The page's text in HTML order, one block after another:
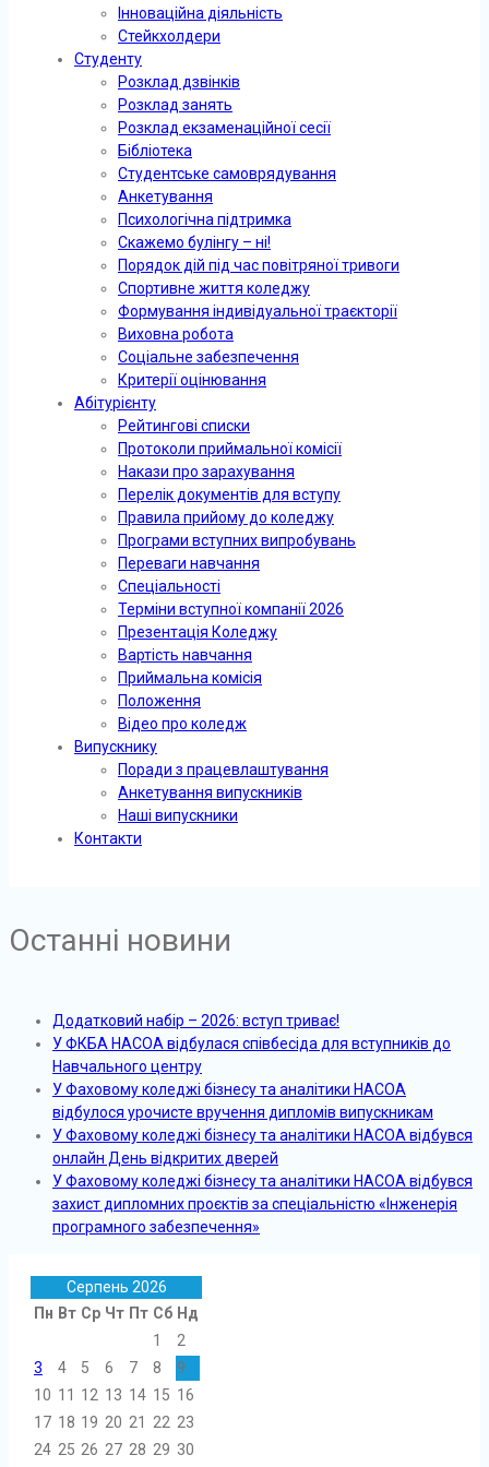
Інноваційна діяльність
Стейкхолдери
Студенту
Розклад дзвінків
Розклад занять
Розклад екзаменаційної сесії
Бібліотека
Студентське самоврядування
Анкетування
Психологічна підтримка
Скажемо булінгу – ні!
Порядок дій під час повітряної тривоги
Спортивне життя коледжу
Формування індивідуальної траєкторії
Виховна робота
Соціальне забезпечення
Критерії оцінювання
Абітурієнту
Рейтингові списки
Протоколи приймальної комісії
Накази про зарахування
Перелік документів для вступу
Правила прийому до коледжу
Програми вступних випробувань
Переваги навчання
Спеціальності
Терміни вступної компанії 2026
Презентація Коледжу
Вартість навчання
Приймальна комісія
Положення
Відео про коледж
Випускнику
Поради з працевлаштування
Анкетування випускників
Наші випускники
Контакти
Останні новини
Додатковий набір – 2026: вступ триває!
У ФКБА НАСОА відбулася співбесіда для вступників до
Навчального центру
У Фаховому коледжі бізнесу та аналітики НАСОА
відбулося урочисте вручення дипломів випускникам
У Фаховому коледжі бізнесу та аналітики НАСОА відбувся
онлайн День відкритих дверей
У Фаховому коледжі бізнесу та аналітики НАСОА відбувся
захист дипломних проєктів за спеціальністю «Інженерія
програмного забезпечення»
Серпень 2026
Пн Вт Ср Чт Пт Сб Нд
1
2
3
4 5 6 7 8
9
10 11 12 13 14 15 16
17 18 19 20 21 22 23
24 25 26 27 28 29 30